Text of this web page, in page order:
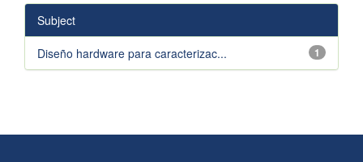
Subject
1
Diseño hardware para caracterizac...